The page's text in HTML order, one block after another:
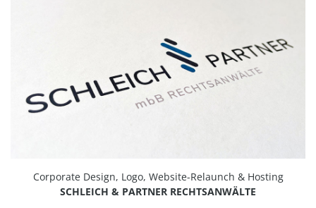
Corporate Design, Logo, Website-Relaunch & Hosting
SCHLEICH & PARTNER RECHTSANWÄLTE